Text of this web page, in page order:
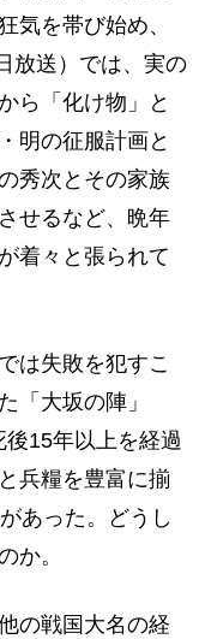
気を帯び始め、
放送）では、実の
ら「化け物」と
明の征服計画と
秀次とその家族
せるなど、晩年
着々と張られて
は失敗を犯すこ
「大坂の陣」
後15年以上を経過
兵糧を豊富に揃
あった。どうし
か。
の戦国大名の経